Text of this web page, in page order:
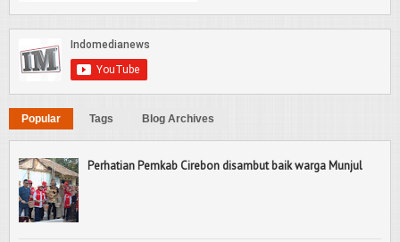
Popular Tags Blog Archives
Perhatian Pemkab Cirebon disambut baik warga Munjul